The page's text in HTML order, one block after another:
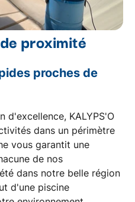
proximité
proches de
d'excellence, KALYPS'O
dans un périmètre
vous garantit une
de nos
dans notre belle région
d'une piscine